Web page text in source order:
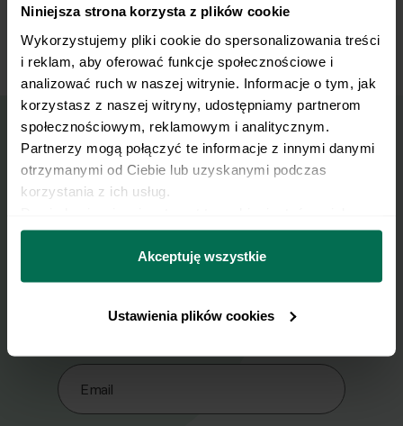
Niniejsza strona korzysta z plików cookie
Wykorzystujemy pliki cookie do spersonalizowania treści
i reklam, aby oferować funkcje społecznościowe i
analizować ruch w naszej witrynie. Informacje o tym, jak
korzystasz z naszej witryny, udostępniamy partnerom
społecznościowym, reklamowym i analitycznym.
Partnerzy mogą połączyć te informacje z innymi danymi
otrzymanymi od Ciebie lub uzyskanymi podczas
korzystania z ich usług.
można się z nami skontaktować i w jaki sposób
przetwarzamy dane osobowe w ramach
prywatności.
Akceptuję wszystkie
Ustawienia plików cookies
klopsiki z sosem i sos żurawinowy. Smacznego
Wyślij przepis na e-mail
skrzynkę e-mail.
Email